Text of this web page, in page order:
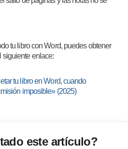
tu libro con Word, puedes obtener
siguiente enlace:
tu libro en Word, cuando
imposible» (2025)
este artículo?